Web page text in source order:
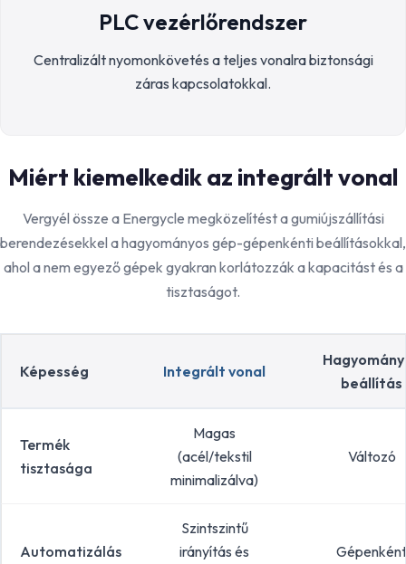
PLC vezérlőrendszer
Centralizált nyomonkövetés a teljes vonalra biztonsági
záras kapcsolatokkal.
Miért kiemelkedik az integrált vonal
Vergyél össze a Energycle megközelítést a gumiújszállítási
berendezésekkel a hagyományos gép-gépenkénti beállításokkal,
ahol a nem egyező gépek gyakran korlátozzák a kapacitást és a
tisztaságot.
Képesség Integrált vonal
beállítás
Termék
tisztasága
Magas
(acél/tekstil
minimalizálva)
Változó
Automatizálás
Szintszintű
irányítás és
Gépenként